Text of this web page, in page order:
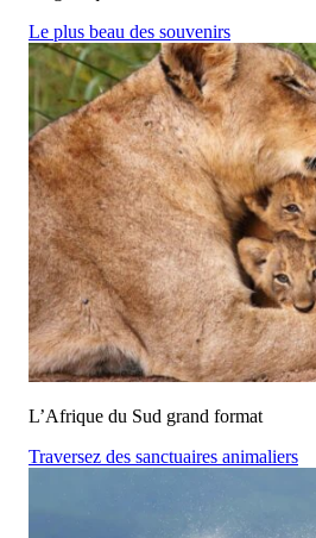
Le plus beau des souvenirs
L’Afrique du Sud grand format
Traversez des sanctuaires animaliers